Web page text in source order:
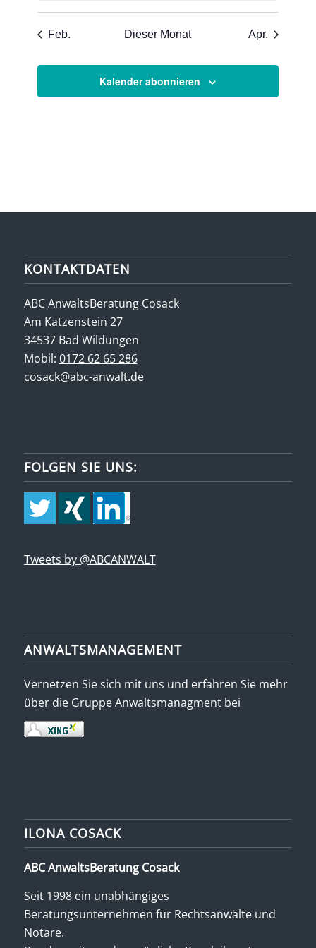
Feb. Dieser Monat Apr.
Kalender abonnieren
KONTAKTDATEN
ABC AnwaltsBeratung Cosack
Am Katzenstein 27
34537 Bad Wildungen
Mobil: 0172 62 65 286
cosack@abc-anwalt.de
FOLGEN SIE UNS:
Tweets by @ABCANWALT
ANWALTSMANAGEMENT
Vernetzen Sie sich mit uns und erfahren Sie mehr
über die Gruppe Anwaltsmanagment bei
ILONA COSACK
ABC AnwaltsBeratung Cosack
Seit 1998 ein unabhängiges
Beratungsunternehmen für Rechtsanwälte und
Notare.